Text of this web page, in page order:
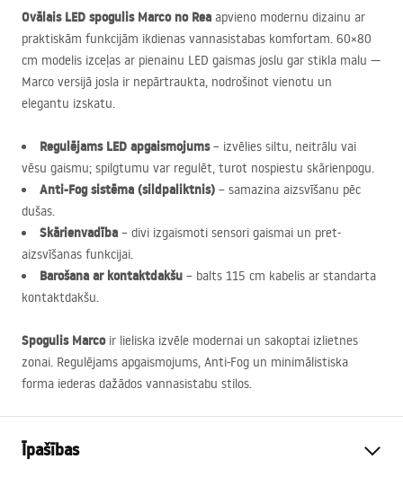
Ovālais LED spogulis Marco no Rea apvieno modernu dizainu ar
praktiskām funkcijām ikdienas vannasistabas komfortam. 60×80
cm modelis izceļas ar pienainu LED gaismas joslu gar stikla malu —
Marco versijā josla ir nepārtraukta, nodrošinot vienotu un
elegantu izskatu.
Regulējams LED apgaismojums– izvēlies siltu, neitrālu vai
vēsu gaismu; spilgtumu var regulēt, turot nospiestu skārienpogu.
Anti-Fog sistēma (sildpaliktnis) – samazina aizsvīšanu pēc
dušas.
Skārienvadība – divi izgaismoti sensori gaismai un pret-
aizsvīšanas funkcijai.
Barošana ar kontaktdakšu – balts 115 cm kabelis ar standarta
kontaktdakšu.
Spogulis Marcoir lieliska izvēle modernai un sakoptai izlietnes
zonai. Regulējams apgaismojums, Anti-Fog un minimālistiska
forma iederas dažādos vannasistabu stilos.
Īpašības